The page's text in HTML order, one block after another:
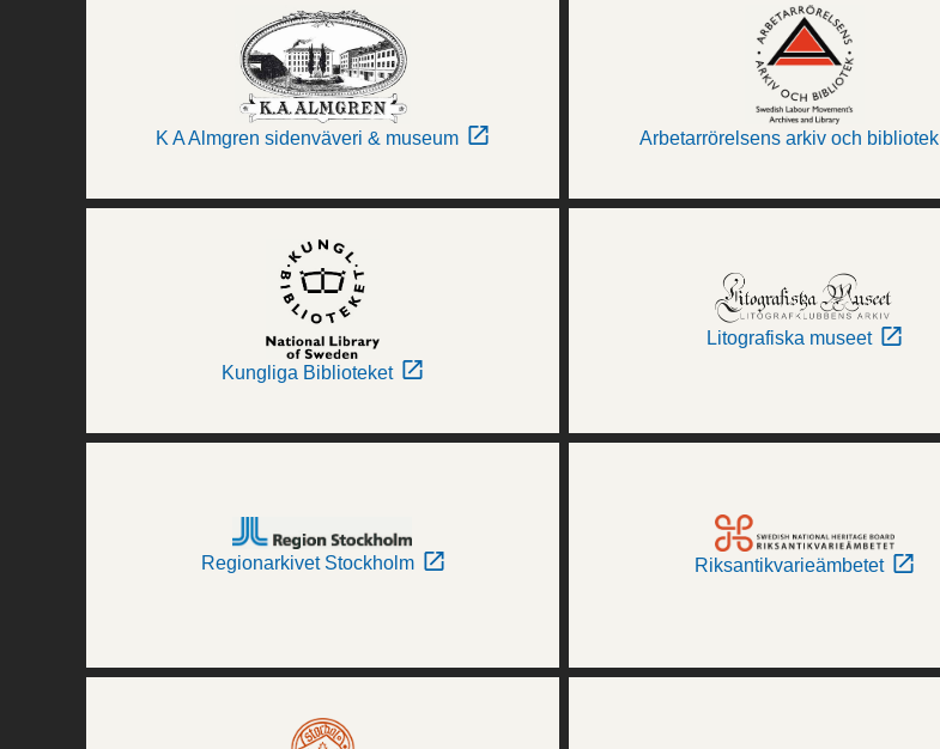
K A Almgren sidenväveri & museum Arbetarrörelsens arkiv och bibliotek
Kungliga Biblioteket
Litografiska museet
Regionarkivet Stockholm Riksantikvarieämbetet